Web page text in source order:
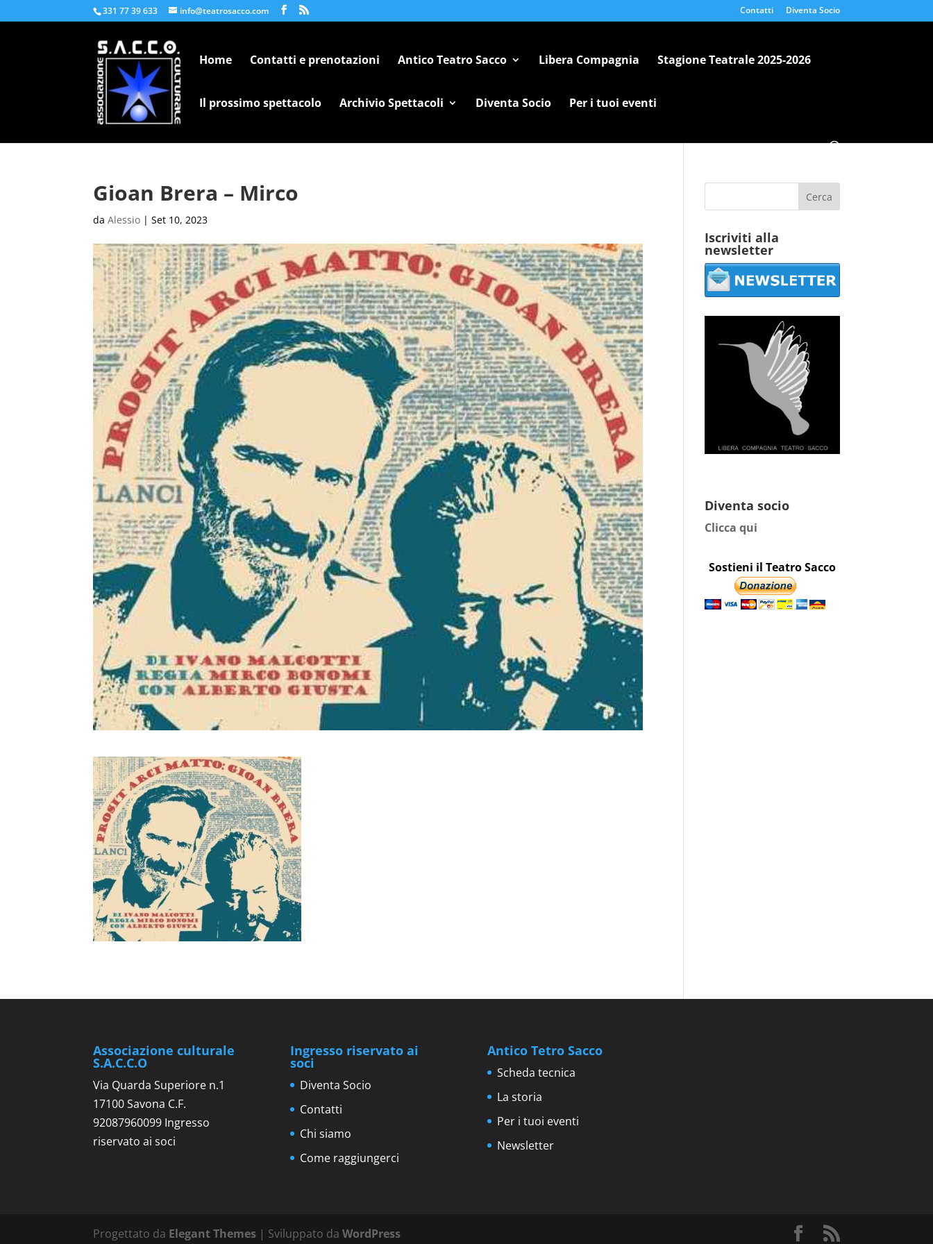
331 77 39 633 info@teatrosacco.com Contatti Diventa Socio
Home Contatti e prenotazioni Antico Teatro Sacco Libera Compagnia Stagione Teatrale 2025-2026
Il prossimo spettacolo Archivio Spettacoli Diventa Socio Per i tuoi eventi
Gioan Brera – Mirco
daAlessio |Set 10, 2023
Iscriviti alla
newsletter
Diventa socio
Clicca qui
Sostieni il Teatro Sacco
Associazione culturale
S.A.C.C.O
Via Quarda Superiore n.1
17100 Savona C.F.
92087960099 Ingresso
riservato ai soci
Ingresso riservato ai
soci
Diventa Socio
Contatti
Chi siamo
Come raggiungerci
Antico Tetro Sacco
Scheda tecnica
La storia
Per i tuoi eventi
Newsletter
Progettato da Elegant Themes | Sviluppato daWordPress